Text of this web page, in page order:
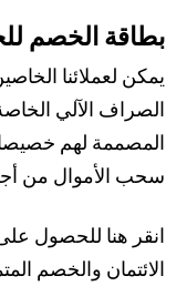
بطاقة الخصم
يمكن لعملائنا
الصراف الآلي
المصممة لهم
سحب الأموال من
انقر هنا للحصول
الائتمان والخصم